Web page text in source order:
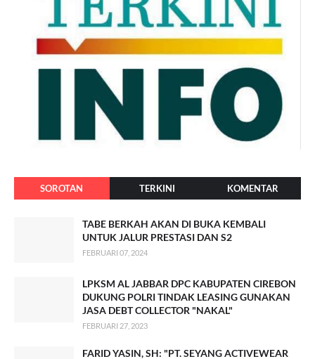
SOROTAN TERKINI KOMENTAR
TABE BERKAH AKAN DI BUKA KEMBALI
UNTUK JALUR PRESTASI DAN S2
FEBRUARI 07, 2024
LPKSM AL JABBAR DPC KABUPATEN CIREBON
DUKUNG POLRI TINDAK LEASING GUNAKAN
JASA DEBT COLLECTOR "NAKAL"
FEBRUARI 27, 2023
FARID YASIN, SH: "PT. SEYANG ACTIVEWEAR